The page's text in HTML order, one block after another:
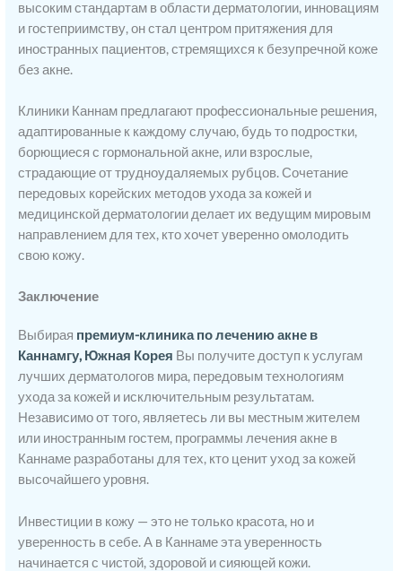
высоким стандартам в области дерматологии, инновациям
и гостеприимству, он стал центром притяжения для
иностранных пациентов, стремящихся к безупречной коже
без акне.
Клиники Каннам предлагают профессиональные решения,
адаптированные к каждому случаю, будь то подростки,
борющиеся с гормональной акне, или взрослые,
страдающие от трудноудаляемых рубцов. Сочетание
передовых корейских методов ухода за кожей и
медицинской дерматологии делает их ведущим мировым
направлением для тех, кто хочет уверенно омолодить
свою кожу.
Заключение
Выбирая премиум-клиника по лечению акне в
Каннамгу, Южная Корея Вы получите доступ к услугам
лучших дерматологов мира, передовым технологиям
ухода за кожей и исключительным результатам.
Независимо от того, являетесь ли вы местным жителем
или иностранным гостем, программы лечения акне в
Каннаме разработаны для тех, кто ценит уход за кожей
высочайшего уровня.
Инвестиции в кожу — это не только красота, но и
уверенность в себе. А в Каннаме эта уверенность
начинается с чистой, здоровой и сияющей кожи.